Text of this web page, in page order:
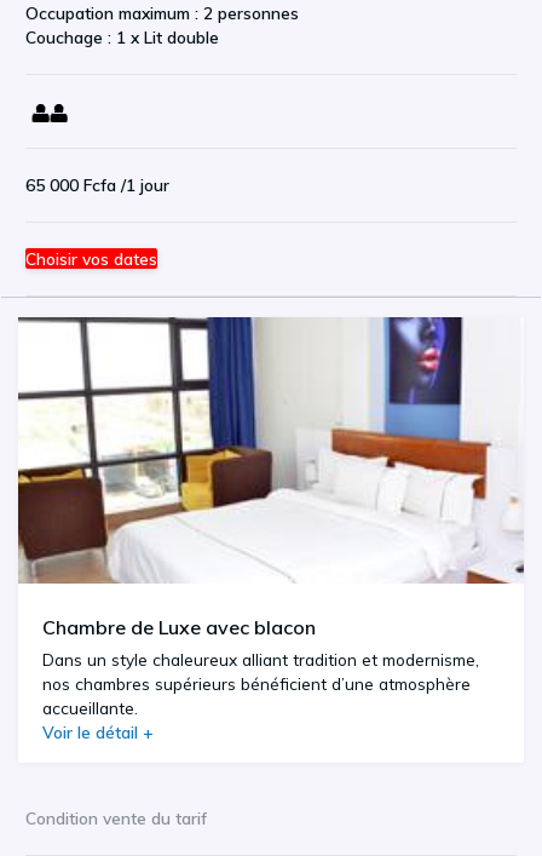
Occupation maximum : 2 personnes
Couchage : 1 x Lit double
65 000 Fcfa /1 jour
Choisir vos dates
Chambre de Luxe avec blacon
Dans un style chaleureux alliant tradition et modernisme,
nos chambres supérieurs bénéficient d’une atmosphère
accueillante.
Voir le détail +
Condition vente du tarif